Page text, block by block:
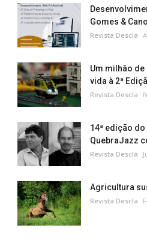
Gomes &
Revista Descla
Um milhão de
vida à 2ª
Revista Descla
14ª edição
QuebraJazz
Revista Descla
Agricultura
Revista Descla